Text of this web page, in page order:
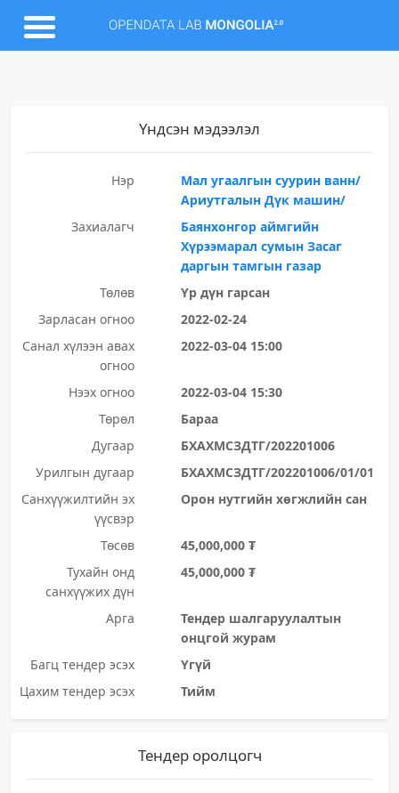
Үндсэн мэдээлэл
Нэр
Мал угаалгын суурин ванн/
Ариутгалын Дүк машин/
Захиалагч
Баянхонгор аймгийн
Хүрээмарал сумын Засаг
даргын тамгын газар
Төлөв
Үр дүн гарсан
Зарласан огноо
2022-02-24
Санал хүлээн авах
огноо
2022-03-04 15:00
Нээх огноо
2022-03-04 15:30
Төрөл
Бараа
Дугаар
БХАХМСЗДТГ/202201006
Урилгын дугаар
БХАХМСЗДТГ/202201006/01/01
Санхүүжилтийн эх
үүсвэр
Орон нутгийн хөгжлийн сан
Төсөв
45,000,000 ₮
Тухайн онд
санхүүжих дүн
45,000,000 ₮
Арга
Тендер шалгаруулалтын
онцгой журам
Багц тендер эсэх
Үгүй
Цахим тендер эсэх
Тийм
Тендер оролцогч